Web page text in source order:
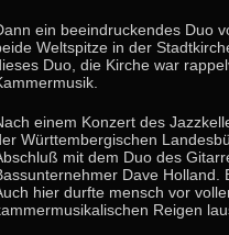
ein beeindruckendes Duo
Weltspitze in der
Duo, die Kirche war
einem Konzert des
Württembergischen
mit dem Duo des
Dave Holland.
hier durfte mensch vor
Reigen